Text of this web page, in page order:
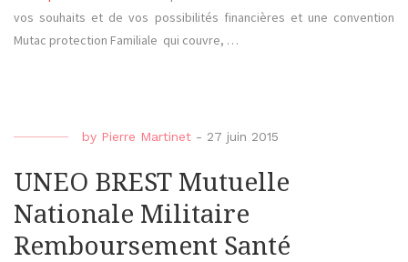
vos souhaits et de vos possibilités financières et une convention
Mutac protection Familiale qui couvre, …
by Pierre Martinet - 27 juin 2015
UNEO BREST Mutuelle
Nationale Militaire
Remboursement Santé